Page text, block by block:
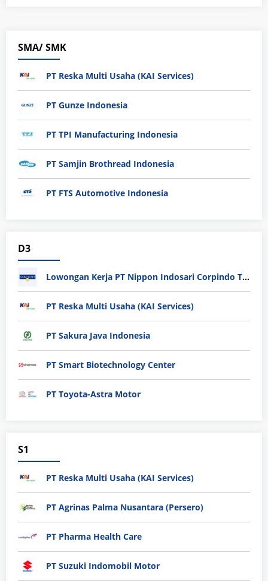
SMA/ SMK
PT Reska Multi Usaha (KAI Services)
PT Gunze Indonesia
PT TPI Manufacturing Indonesia
PT Samjin Brothread Indonesia
PT FTS Automotive Indonesia
D3
Lowongan Kerja PT Nippon Indosari Corpindo Tbk. Bulan Agustus 2026
PT Reska Multi Usaha (KAI Services)
PT Sakura Java Indonesia
PT Smart Biotechnology Center
PT Toyota-Astra Motor
S1
PT Reska Multi Usaha (KAI Services)
PT Agrinas Palma Nusantara (Persero)
PT Pharma Health Care
PT Suzuki Indomobil Motor